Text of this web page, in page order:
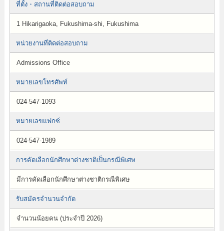
ที่ตั้ง・สถานที่ติดต่อสอบถาม
1 Hikarigaoka, Fukushima-shi, Fukushima
หน่วยงานที่ติดต่อสอบถาม
Admissions Office
หมายเลขโทรศัพท์
024-547-1093
หมายเลขแฟกซ์
024-547-1989
การคัดเลือกนักศึกษาต่างชาติเป็นกรณีพิเศษ
มีการคัดเลือกนักศึกษาต่างชาติกรณีพิเศษ
รับสมัครจำนวนจำกัด
จำนวนน้อยคน (ประจำปี 2026)